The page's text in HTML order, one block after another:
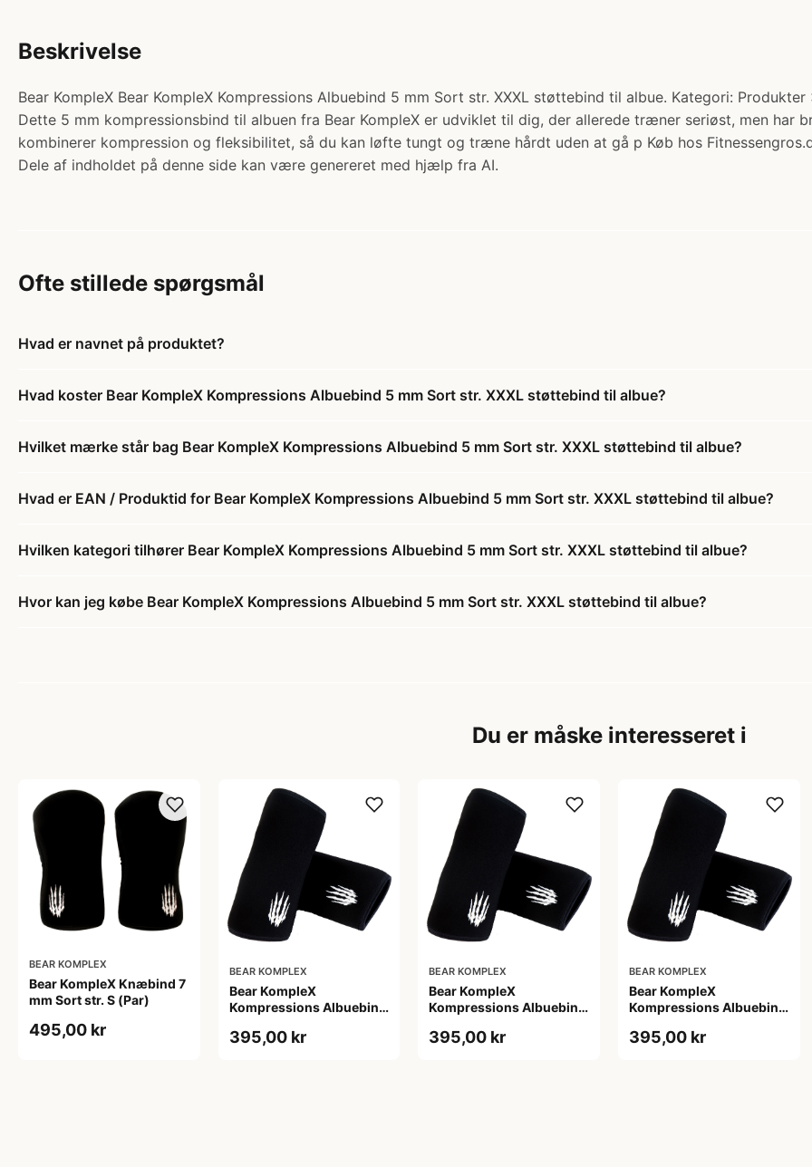
Beskrivelse
Bear KompleX Bear KompleX Kompressions Albuebind 5 mm Sort str. XXXL støttebind til albue. Kategori:
Dette 5 mm kompressionsbind til albuen fra Bear KompleX er udviklet til dig, der allerede træner seriøst, men har
kombinerer kompression og fleksibilitet, så du kan løfte tungt og træne hårdt uden at gå p Køb hos
Dele af indholdet på denne side kan være genereret med hjælp fra AI.
Ofte stillede spørgsmål
Hvad er navnet på produktet?
Hvad koster Bear KompleX Kompressions Albuebind 5 mm Sort str. XXXL støttebind til albue?
Hvilket mærke står bag Bear KompleX Kompressions Albuebind 5 mm Sort str. XXXL støttebind til albue?
Hvad er EAN / Produktid for Bear KompleX Kompressions Albuebind 5 mm Sort str. XXXL støttebind til albue?
Hvilken kategori tilhører Bear KompleX Kompressions Albuebind 5 mm Sort str. XXXL støttebind til albue?
Hvor kan jeg købe Bear KompleX Kompressions Albuebind 5 mm Sort str. XXXL støttebind til albue?
Du er måske interesseret i
BEAR KOMPLEX
Bear KompleX Knæbind 7
mm Sort str. S (Par)
495,00 kr
BEAR KOMPLEX
Bear KompleX
Kompressions Albuebind
395,00 kr
BEAR KOMPLEX
Bear KompleX
Kompressions Albuebind
395,00 kr
BEAR KOMPLEX
Bear KompleX
Kompressions Albuebind
395,00 kr